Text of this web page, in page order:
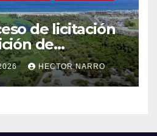
de licitación
de
Plan de
del Estero
HECTOR NARRO